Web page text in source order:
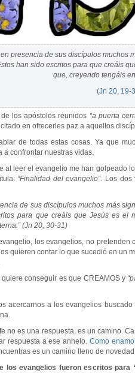
en presencia de sus discípulos muchos
han sido escritos para que creáis
que, creyendo tengáis
(Jn 20, 19-
los apóstoles reunidos “a puerta
en ofrecerles paz a aquellos
de todas estas cosas. Ya que
a confrontar nuestras vidas.
al leer el evangelio me han golpeado
“Finalidad del evangelio”. Los dos
de sus discípulos muchos más
para que creáis que Jesús es el
(Jn 20, 30-31)
los evangelios, no
quieren contar lo que sucedió en un
conseguir es que CREAMOS y
acercarnos a los evangelios
no es una respuesta, es un camino.
respuesta a ese anhelo. Como
es un camino lleno de
los evangelios fueron escritos para